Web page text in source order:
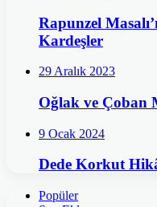
Rapunzel
Kardeşler
29 Aralık 2023
Oğlak ve Çoban
9 Ocak 2024
Dede Korkut
Popüler